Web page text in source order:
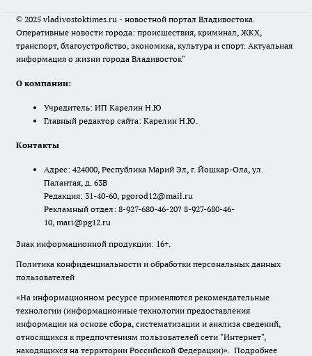
© 2025 vladivostoktimes.ru - новостной портал Владивостока.
Оперативные новости города: происшествия, криминал, ЖКХ,
транспорт, благоустройство, экономика, культура и спорт. Актуальная
информация о жизни города Владивосток"
О компании:
Учредитель: ИП Карелин Н.Ю
Главный редактор сайта: Карелин Н.Ю.
Контакты
Адрес: 424000, Республика Марий Эл, г. Йошкар-Ола, ул.
Палантая, д. 63В
Редакция: 31-40-60, pgorod12@mail.ru
Рекламный отдел: 8-927-680-46-20? 8-927-680-46-
10, mari@pg12.ru
Знак информационной продукции: 16+.
Политика конфиденциальности и обработки персональных данных
пользователей
«На информационном ресурсе применяются рекомендательные
технологии (информационные технологии предоставления
информации на основе сбора, систематизации и анализа сведений,
относящихся к предпочтениям пользователей сети "Интернет",
находящихся на территории Российской Федерации)». Подробнее